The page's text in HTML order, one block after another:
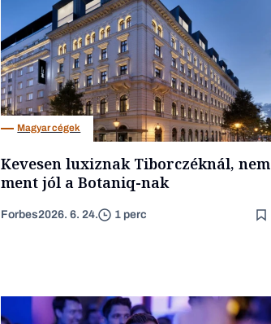
Magyar cégek
Kevesen luxiznak Tiborczéknál, nem
ment jól a Botaniq-nak
Forbes2026. 6. 24. 1 perc